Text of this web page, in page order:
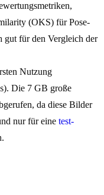
(OKS) für Pose-
gut für den Vergleich der
Nutzung
Die 7 GB große
da diese Bilder
nur für eine test-